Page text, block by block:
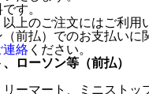
す。
上のご注文にはご利用
前払）でのお支払いに
連絡 ください。
ローソン等（前払）
ーマート、ミニストッ